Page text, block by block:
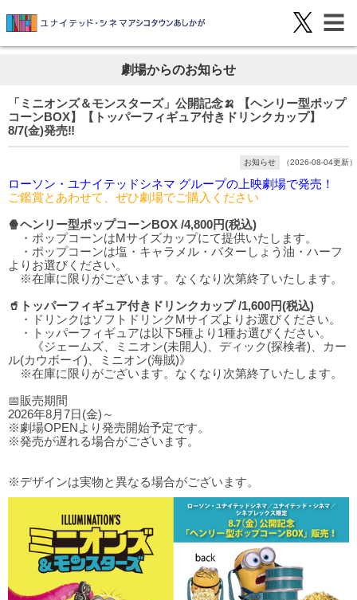
劇場からのお知らせ
「ミニオンズ＆モンスターズ」公開記念🍌 【ヘンリー型ポップ
コーンBOX】【トッパーフィギュア付きドリンクカップ】
8/7(金)発売‼️
お知らせ （2026-08-04更新）
ローソン・ユナイテッドシネマ グループの上映劇場で発売！
ご鑑賞とあわせて、ぜひ劇場でご購入ください
🍿ヘンリー型ポップコーンBOX /4,800円(税込)
・ポップコーンはMサイズカップにて提供いたします。
・ポップコーンは塩・キャラメル・バターしょう油・ハーフ
よりお選びください。
※在庫に限りがございます。なくなり次第終了いたします。
🥤トッパーフィギュア付きドリンクカップ /1,600円(税込)
・ドリンクはソフトドリンクMサイズよりお選びください。
・トッパーフィギュアは以下5種より1種お選びください。
《ジェームズ、ミニオン(未開人)、ディック(探検者)、カー
ル(カウボーイ)、ミニオン(海賊)》
※在庫に限りがございます。なくなり次第終了いたします。
📅販売期間
2026年8月7日(金)～
※劇場OPENより発売開始予定です。
※発売が遅れる場合がございます。
※デザインは実物と異なる場合がございます。